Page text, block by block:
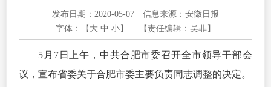
发布日期：2020-05-07
信息来源：安徽日报
字体：【 大 中 小 】 【责任编辑：吴非】
5月7日上午，中共合肥市委召开全市领导干部会
议，宣布省委关于合肥市委主要负责同志调整的决定。